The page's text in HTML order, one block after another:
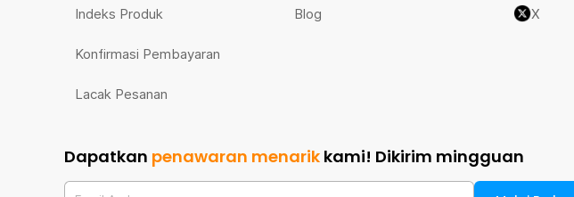
Indeks Produk
Konfirmasi Pembayaran
Lacak Pesanan
Blog X
Dapatkan penawaran menarik kami! Dikirim mingguan